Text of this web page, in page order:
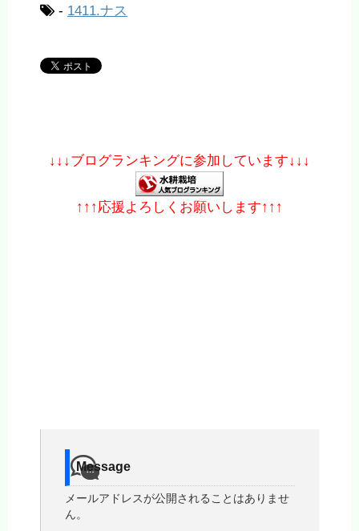
- 1411.ナス
↓↓↓ブログランキングに参加しています↓↓↓
↑↑↑応援よろしくお願いします↑↑↑
Message
メールアドレスが公開されることはありませ
ん。